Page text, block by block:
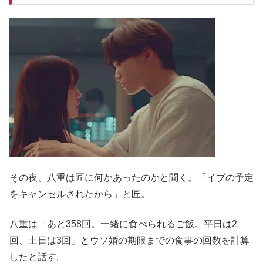
その夜、八重は匠に何かあったのかと聞く。「イブの予定
をキャンセルされたから」と匠。
八重は「あと358回。一緒に食べられるご飯。平日は2
回、土日は3回」とウソ婚の期限までの食事の回数を計算
したと話す。